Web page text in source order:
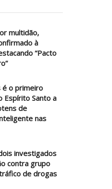
multidão,
à
“Pacto
é o primeiro
Espírito Santo a
de
nas
investigados
contra grupo
de drogas